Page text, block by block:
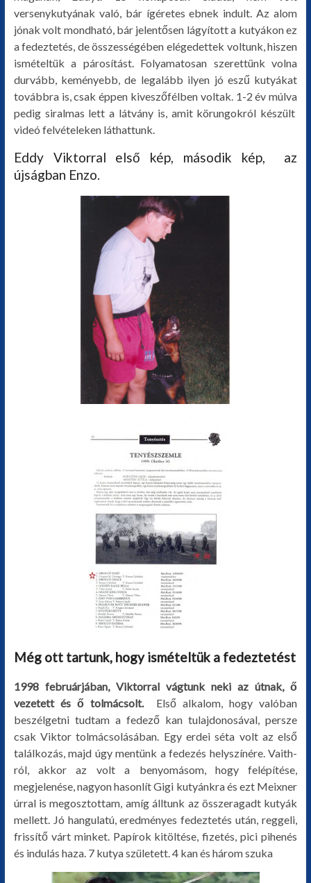
versenykutyának való, bár ígéretes ebnek indult. Az alom
jónak volt mondható, bár jelentősen lágyított a kutyákon ez
a fedeztetés, de összességében elégedettek voltunk, hiszen
ismételtük a párosítást. Folyamatosan szerettünk volna
durvább, keményebb, de legalább ilyen jó eszű kutyákat
továbbra is, csak éppen kiveszőfélben voltak. 1-2 év múlva
pedig siralmas lett a látvány is, amit körungokról készült
videó felvételeken láthattunk.
Eddy Viktorral első kép, második kép, az
újságban Enzo.
Még ott tartunk, hogy ismételtük a fedeztetést
1998 februárjában, Viktorral vágtunk neki az útnak, ő
vezetett és ő tolmácsolt. Első alkalom, hogy valóban
beszélgetni tudtam a fedező kan tulajdonosával, persze
csak Viktor tolmácsolásában. Egy erdei séta volt az első
találkozás, majd úgy mentünk a fedezés helyszínére. Vaith-
ról, akkor az volt a benyomásom, hogy felépítése,
megjelenése, nagyon hasonlít Gigi kutyánkra és ezt Meixner
úrral is megosztottam, amíg álltunk az összeragadt kutyák
mellett. Jó hangulatú, eredményes fedeztetés után, reggeli,
frissítő várt minket. Papírok kitöltése, fizetés, pici pihenés
és indulás haza. 7 kutya született. 4 kan és három szuka